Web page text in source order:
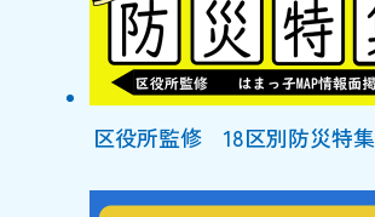
区役所監修 18区別防災特集